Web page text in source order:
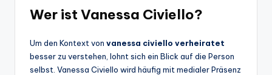
Wer ist Vanessa Civiello?
Um den Kontext von vanessa civiello verheiratet
besser zu verstehen, lohnt sich ein Blick auf die Person
selbst. Vanessa Civiello wird häufig mit medialer Präsenz